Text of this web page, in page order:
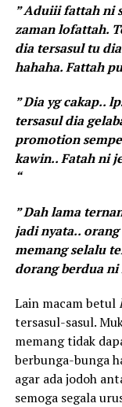
” Aduiii fattah ni
zaman lofattah.
dia tersasul tu
hahaha. Fattah
” Dia yg cakap..
tersasul dia
promotion
kawin.. Fatah ni
“
” Dah lama
jadi nyata..
memang selalu
dorang berdua ni
Lain macam betul
tersasul-sasul.
memang tidak
berbunga-bunga
agar ada jodoh
semoga segala